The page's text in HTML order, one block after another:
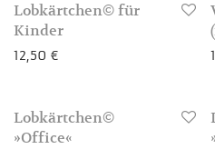
3-4 Werktage
Lobkärtchen© für
Kinder
12,50 €
3-4 Werktage
Lobkärtchen©
»Office«